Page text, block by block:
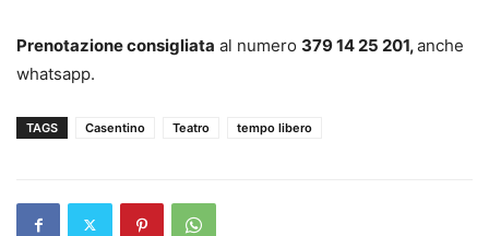
Prenotazione consigliata al numero 379 14 25 201,anche
whatsapp.
TAGS Casentino Teatro tempo libero